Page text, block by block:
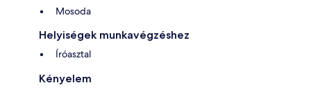
Mosoda
Helyiségek munkavégzéshez
Íróasztal
Kényelem